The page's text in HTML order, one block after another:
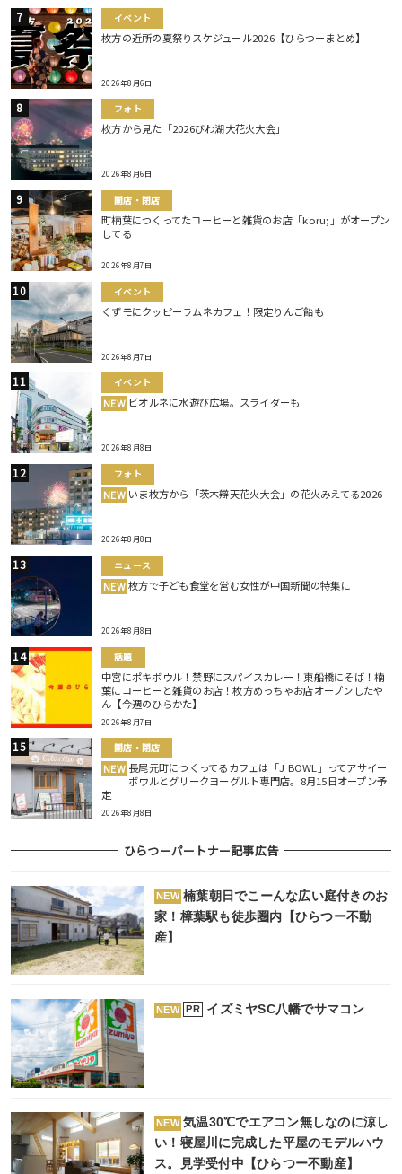
イベント
枚方の近所の夏祭りスケジュール2026【ひらつーまとめ】
2026年8月6日
フォト
枚方から見た「2026びわ湖大花火大会」
2026年8月6日
開店・閉店
町楠葉につくってたコーヒーと雑貨のお店「koru;」がオープン
してる
2026年8月7日
イベント
くずモにクッピーラムネカフェ！限定りんご飴も
2026年8月7日
イベント
NEW ビオルネに水遊び広場。スライダーも
2026年8月8日
フォト
NEW いま枚方から「茨木辯天花火大会」の花火みえてる2026
2026年8月8日
ニュース
NEW 枚方で子ども食堂を営む女性が中国新聞の特集に
2026年8月8日
話題
中宮にポキボウル！禁野にスパイスカレー！東船橋にそば！楠
葉にコーヒーと雑貨のお店！枚方めっちゃお店オープンしたや
ん【今週のひらかた】
2026年8月7日
開店・閉店
NEW 長尾元町につくってるカフェは「J BOWL」ってアサイー
ボウルとグリークヨーグルト専門店。8月15日オープン予
定
2026年8月8日
ひらつーパートナー記事広告
NEW 楠葉朝日でこーんな広い庭付きのお
家！樟葉駅も徒歩圏内【ひらつー不動
産】
NEW PR イズミヤSC八幡でサマコン
NEW 気温30℃でエアコン無しなのに涼し
い！寝屋川に完成した平屋のモデルハウ
ス。見学受付中【ひらつー不動産】